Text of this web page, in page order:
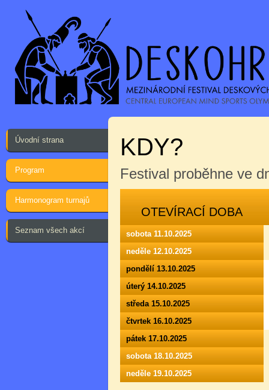
Úvodní strana
Program
Harmonogram turnajů
Seznam všech akcí
KDY?
Festival proběhne ve
OTEVÍRACÍ DOBA
sobota 11.10.2025
neděle 12.10.2025
pondělí 13.10.2025
úterý 14.10.2025
středa 15.10.2025
čtvrtek 16.10.2025
pátek 17.10.2025
sobota 18.10.2025
neděle 19.10.2025